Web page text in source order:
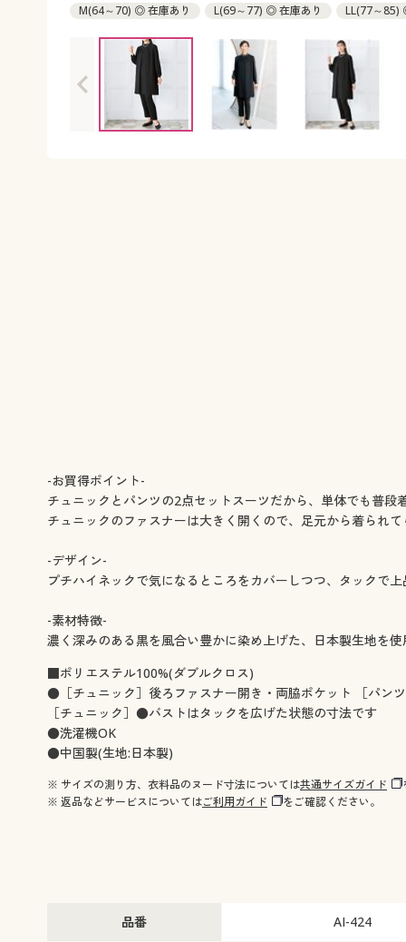
M(64～70) ◎ 在庫あり L(69～77) ◎ 在庫あり
LL(77～85)
-お買得ポイント-
チュニックとパンツの2点セットスーツだから、単体でも普
チュニックのファスナーは大きく開くので、足元から着られて
-デザイン-
プチハイネックで気になるところをカバーしつつ、タックで
-素材特徴-
濃く深みのある黒を風合い豊かに染め上げた、日本製生地を使
■ポリエステル100%(ダブルクロス)
●［チュニック］後ろファスナー開き・両脇ポケット ［パン
［チュニック］●バストはタックを広げた状態の寸法です
●洗濯機OK
●中国製(生地:日本製)
※ サイズの測り方、衣料品のヌード寸法については共通サイズガイド
※ 返品などサービスについてはご利用ガイド をご確認ください。
品番 AI-424